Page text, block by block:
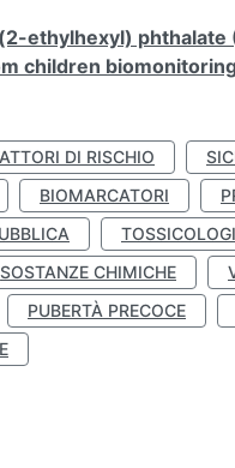
ethylhexyl) phthalate
children
DI RISCHIO
BIOMARCATORI
SOSTANZE CHIMICHE
PUBERTÀ PRECOCE